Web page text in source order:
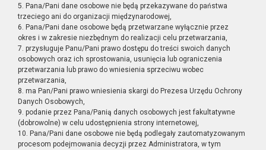
5. Pana/Pani dane osobowe nie będą przekazywane do państwa
trzeciego ani do organizacji międzynarodowej,
6. Pana/Pani dane osobowe będą przetwarzane wyłącznie przez
okres i w zakresie niezbędnym do realizacji celu przetwarzania,
7. przysługuje Panu/Pani prawo dostępu do treści swoich danych
osobowych oraz ich sprostowania, usunięcia lub ograniczenia
przetwarzania lub prawo do wniesienia sprzeciwu wobec
przetwarzania,
8. ma Pan/Pani prawo wniesienia skargi do Prezesa Urzędu Ochrony
Danych Osobowych,
9. podanie przez Pana/Panią danych osobowych jest fakultatywne
(dobrowolne) w celu udostępnienia strony internetowej,
10. Pana/Pani dane osobowe nie będą podlegały zautomatyzowanym
procesom podejmowania decyzji przez Administratora, w tym